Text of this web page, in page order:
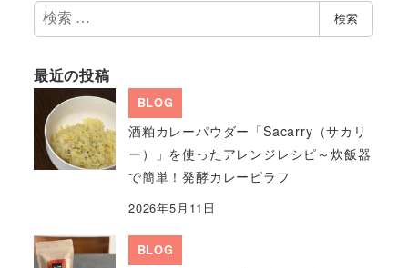
検
索
検索
最近の投稿
BLOG
酒粕カレーパウダー「Sacarry（サカリ
ー）」を使ったアレンジレシピ～炊飯器
で簡単！発酵カレーピラフ
2026年5月11日
BLOG